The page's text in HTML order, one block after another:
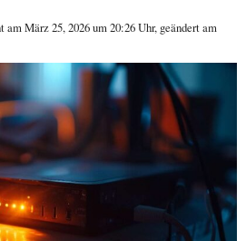
amMärz 25, 2026um 20:26 Uhr, geändert am